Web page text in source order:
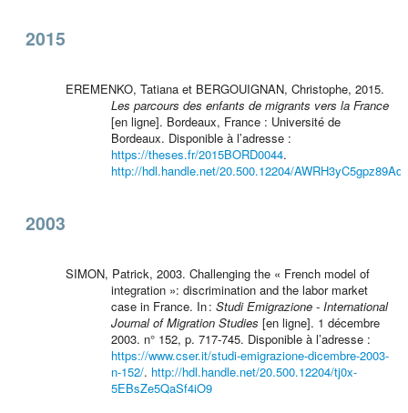
2015
EREMENKO, Tatiana et BERGOUIGNAN, Christophe, 2015.
Les parcours des enfants de migrants vers la France
[en ligne]. Bordeaux, France : Université de
Bordeaux. Disponible à l’adresse :
https://theses.fr/2015BORD0044.
http://hdl.handle.net/20.500.12204/
2003
SIMON, Patrick, 2003. Challenging the « French model of
integration »: discrimination and the labor market
case in France. In : Studi Emigrazione - International
Journal of Migration Studies [en ligne]. 1 décembre
2003. n° 152, p. 717‑745. Disponible à l’adresse :
https://www.cser.it/studi-emigrazione-dicembre-2003-
n-152/. http://hdl.handle.net/20.500.12204/tj0x-
5EBsZe5QaSf4iO9